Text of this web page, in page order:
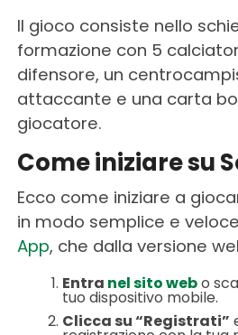
Il gioco consiste nello
formazione con 5
difensore, un
attaccante e una carta
giocatore.
Come iniziare su
Ecco come iniziare a
in modo semplice e
App, che dalla versione
Entra nel sito webo
tuo dispositivo mobile.
Clicca su “Registrati”